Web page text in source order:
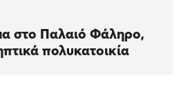
στο Παλαιό Φάληρο,
πολυκατοικία